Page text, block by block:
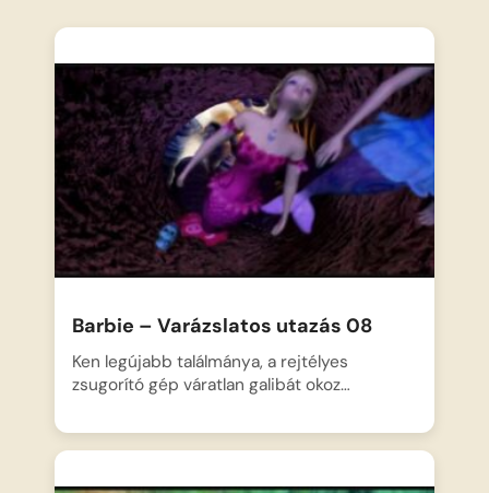
Barbie – Varázslatos utazás 08
Ken legújabb találmánya, a rejtélyes
zsugorító gép váratlan galibát okoz…